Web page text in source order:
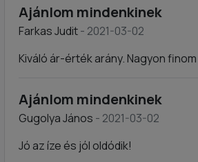
Ajánlom mindenkinek
Farkas Judit- 2021-03-02
Kiváló ár-érték arány. Nagyon
Ajánlom mindenkinek
Gugolya János - 2021-03-02
Jó az íze és jól oldódik!